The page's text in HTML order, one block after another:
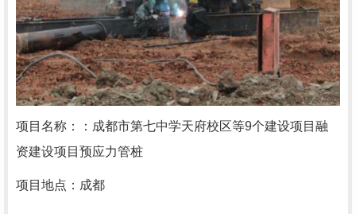
项目名称：：成都市第七中学天府校区等9个建设项目融
资建设项目预应力管桩
项目地点：成都